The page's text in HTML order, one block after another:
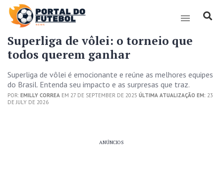
Superliga de vôlei: o torneio que
todos querem ganhar
Superliga de vôlei é emocionante e reúne as melhores equipes
do Brasil. Entenda seu impacto e as surpresas que traz.
POR: EMILLY CORREA EM 27 DE SEPTEMBER DE 2025 ÚLTIMA ATUALIZAÇÃO EM: 23
DE JULY DE 2026
ANÚNCIOS